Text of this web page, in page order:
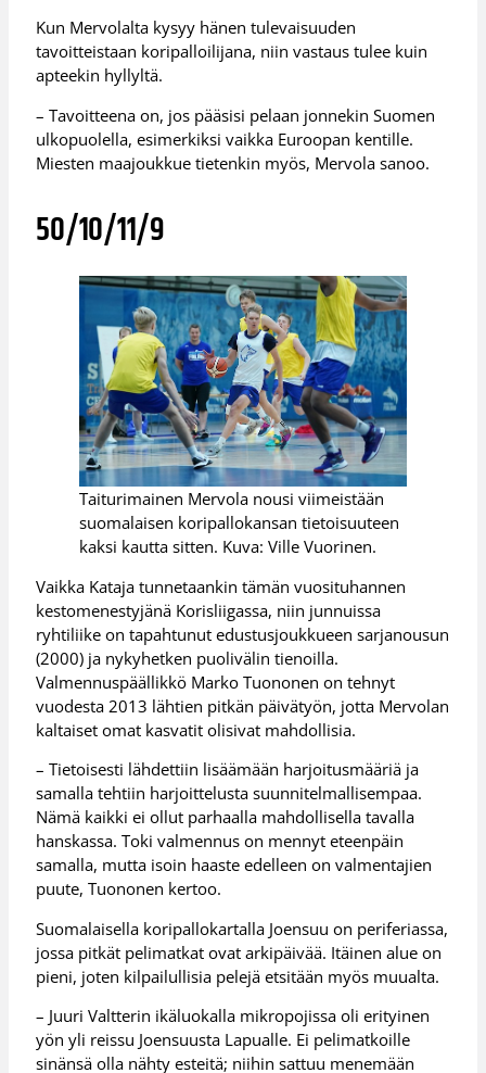
Kun Mervolalta kysyy hänen tulevaisuuden
tavoitteistaan koripalloilijana, niin vastaus tulee kuin
apteekin hyllyltä.
– Tavoitteena on, jos pääsisi pelaan jonnekin Suomen
ulkopuolella, esimerkiksi vaikka Euroopan kentille.
Miesten maajoukkue tietenkin myös, Mervola sanoo.
50/10/11/9
Taiturimainen Mervola nousi viimeistään
suomalaisen koripallokansan tietoisuuteen
kaksi kautta sitten. Kuva: Ville Vuorinen.
Vaikka Kataja tunnetaankin tämän vuosituhannen
kestomenestyjänä Korisliigassa, niin junnuissa
ryhtiliike on tapahtunut edustusjoukkueen sarjanousun
(2000) ja nykyhetken puolivälin tienoilla.
Valmennuspäällikkö Marko Tuononen on tehnyt
vuodesta 2013 lähtien pitkän päivätyön, jotta Mervolan
kaltaiset omat kasvatit olisivat mahdollisia.
– Tietoisesti lähdettiin lisäämään harjoitusmääriä ja
samalla tehtiin harjoittelusta suunnitelmallisempaa.
Nämä kaikki ei ollut parhaalla mahdollisella tavalla
hanskassa. Toki valmennus on mennyt eteenpäin
samalla, mutta isoin haaste edelleen on valmentajien
puute, Tuononen kertoo.
Suomalaisella koripallokartalla Joensuu on periferiassa,
jossa pitkät pelimatkat ovat arkipäivää. Itäinen alue on
pieni, joten kilpailullisia pelejä etsitään myös muualta.
– Juuri Valtterin ikäluokalla mikropojissa oli erityinen
yön yli reissu Joensuusta Lapualle. Ei pelimatkoille
sinänsä olla nähty esteitä; niihin sattuu menemään